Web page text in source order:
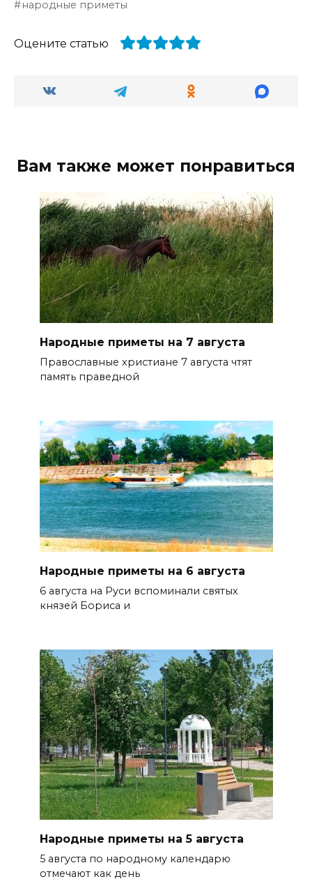
народные приметы
Оцените статью
Вам также может понравиться
Народные приметы на 7 августа
Православные христиане 7 августа чтят
память праведной
Народные приметы на 6 августа
6 августа на Руси вспоминали святых
князей Бориса и
Народные приметы на 5 августа
5 августа по народному календарю
отмечают как день